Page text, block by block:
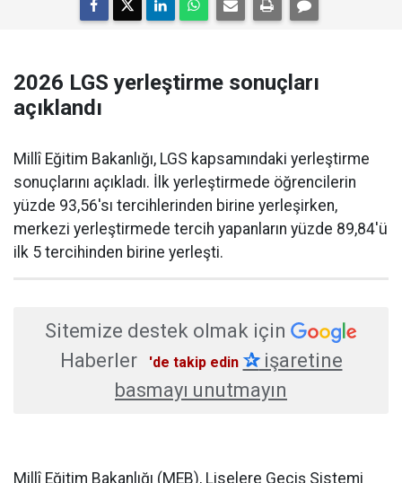
2026 LGS yerleştirme sonuçları
açıklandı
Millî Eğitim Bakanlığı, LGS kapsamındaki yerleştirme
sonuçlarını açıkladı. İlk yerleştirmede öğrencilerin
yüzde 93,56'sı tercihlerinden birine yerleşirken,
merkezi yerleştirmede tercih yapanların yüzde 89,84'ü
ilk 5 tercihinden birine yerleşti.
Sitemize destek olmak için
Haberler
'de takip edin ✰işaretine
basmayı unutmayın
Millî Eğitim Bakanlığı (MEB), Liselere Geçiş Sistemi